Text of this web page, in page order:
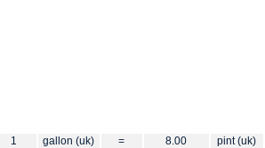
1 gallon (uk) = 8.00
pint (uk)